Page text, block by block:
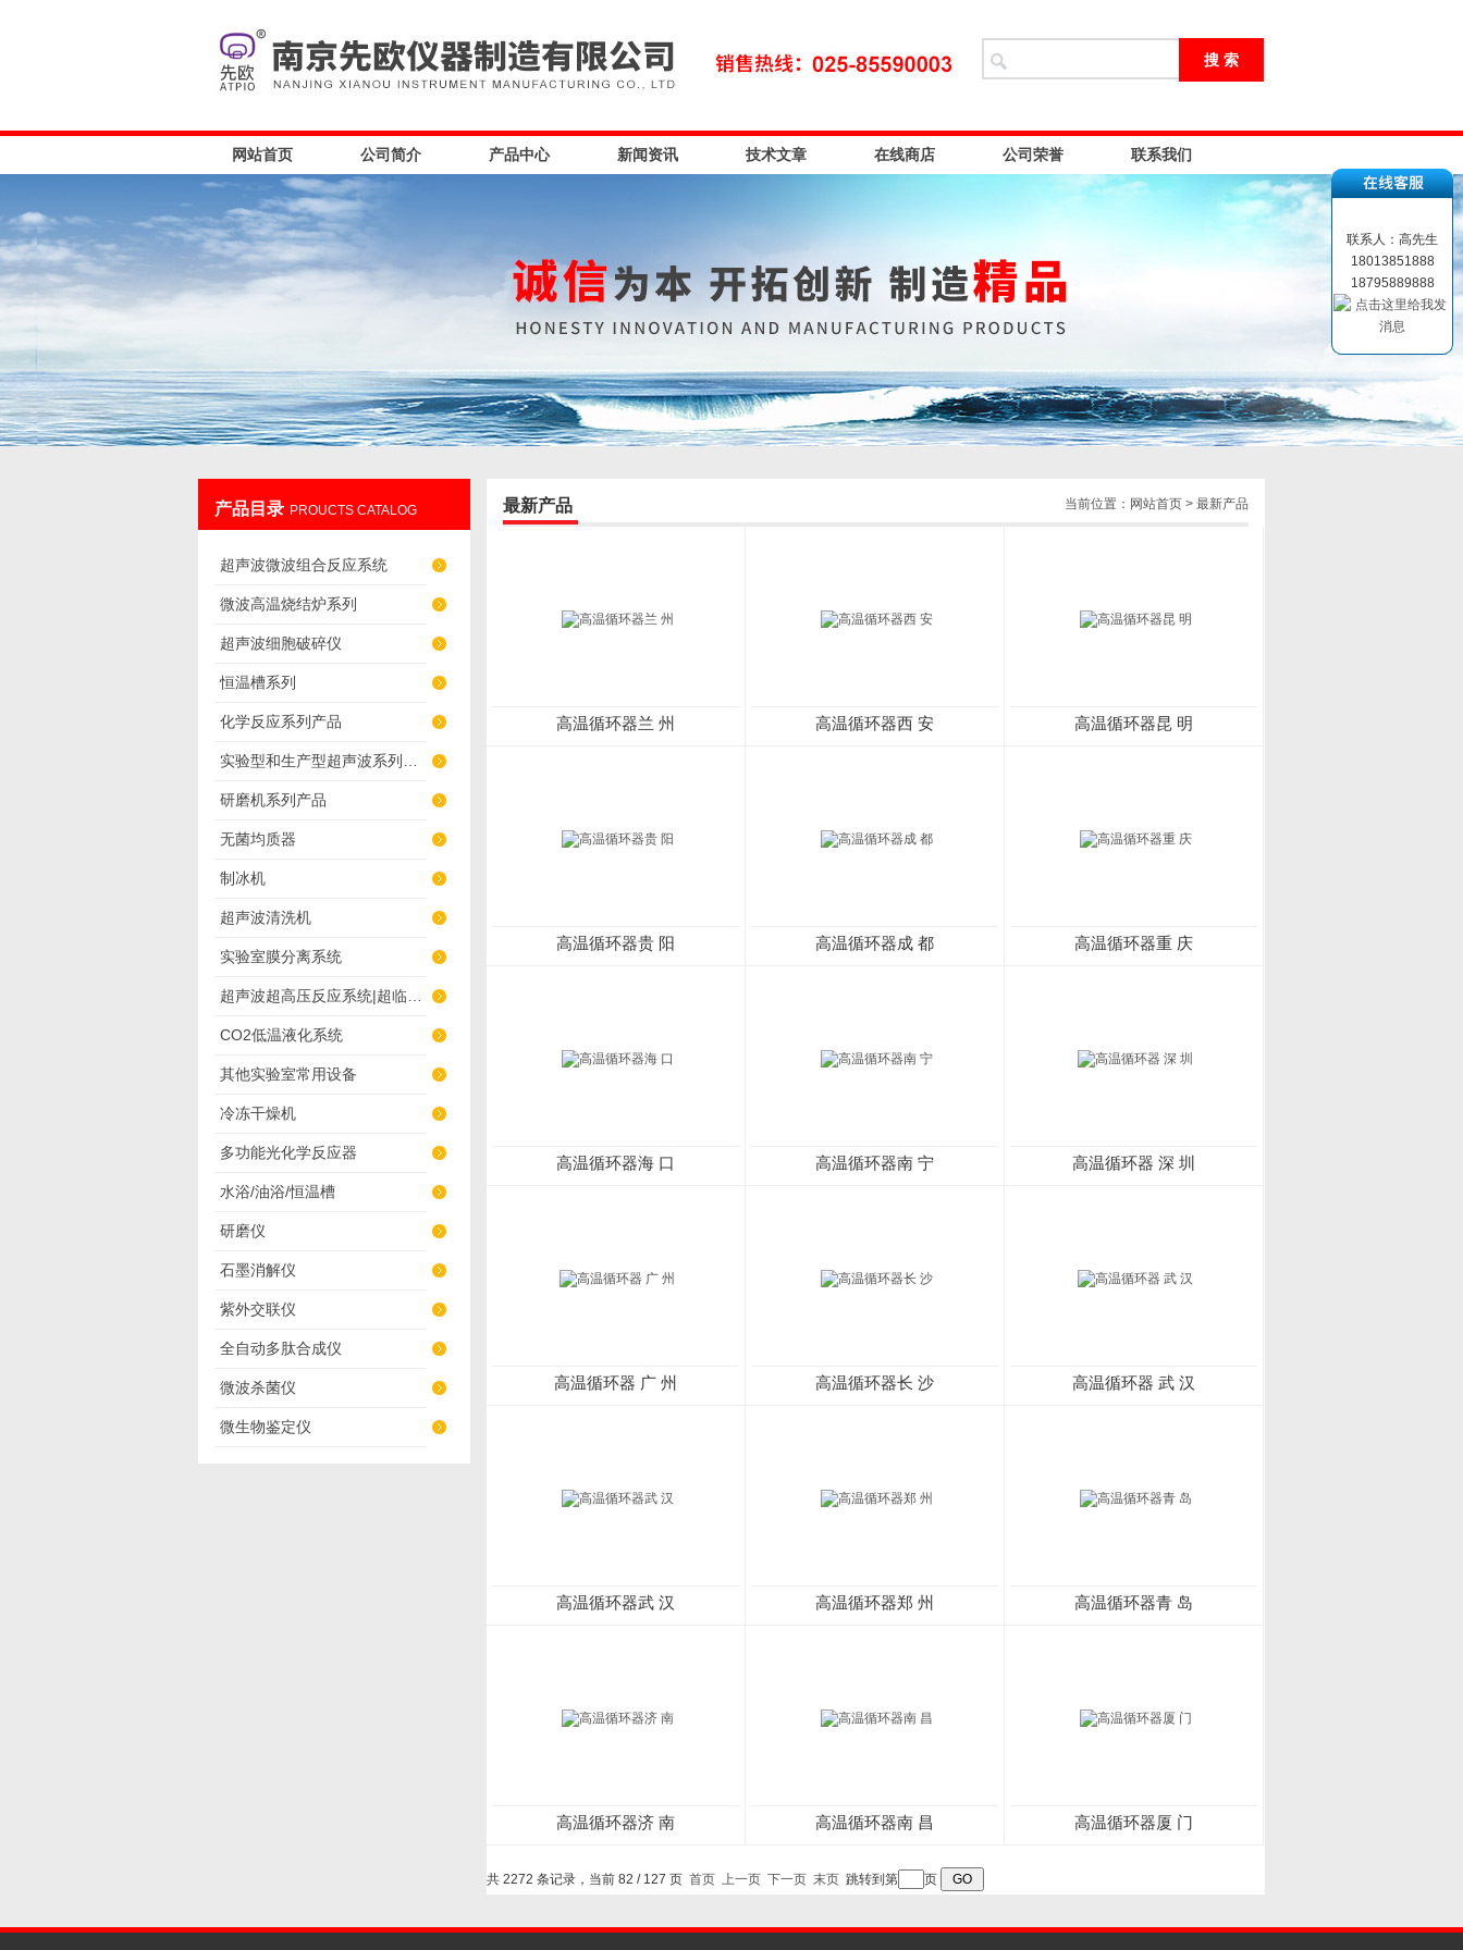
网站首页 公司简介 产品中心 新闻资讯 技术文章 在线商店 公司荣誉 联系我们
产品目录 PROUCTS CATALOG
超声波微波组合反应系统
微波高温烧结炉系列
超声波细胞破碎仪
恒温槽系列
化学反应系列产品
研磨机系列产品
无菌均质器
制冰机
超声波清洗机
实验室膜分离系统
CO2低温液化系统
其他实验室常用设备
冷冻干燥机
多功能光化学反应器
水浴/油浴/恒温槽
研磨仪
石墨消解仪
紫外交联仪
全自动多肽合成仪
微波杀菌仪
微生物鉴定仪
当前位置： 网站首页 > 最新产品
最新产品
高温循环器兰 州 高温循环器西 安 高温循环器昆 明
高温循环器贵 阳 高温循环器成 都 高温循环器重 庆
高温循环器海 口 高温循环器南 宁 高温循环器 深 圳
高温循环器 广 州 高温循环器长 沙 高温循环器 武 汉
高温循环器武 汉 高温循环器郑 州 高温循环器青 岛
高温循环器济 南 高温循环器南 昌 高温循环器厦 门
共 2272 条记录，当前 82 / 127 页 首页 上一页 下一页 末页 跳转到第 页
联系人：高先生
18013851888
18795889888